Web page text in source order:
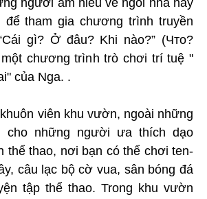
người am hiểu về ngôi nhà này
tham gia chương trình truyền
gì? Ở đâu? Khi nào?” (Что?
một chương trình trò chơi trí tuệ "
của Nga. .
viên khu vườn, ngoài những
cho những người ưa thích dạo
thể thao, nơi bạn có thể chơi ten-
câu lạc bộ cờ vua, sân bóng đá
tập thể thao. Trong khu vườn